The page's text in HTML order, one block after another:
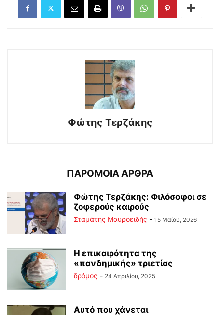
Φώτης Τερζάκης
ΠΑΡΟΜΟΙΑ ΑΡΘΡΑ
Φώτης Τερζάκης: Φιλόσοφοι σε
ζοφερούς καιρούς
Σταμάτης Μαυροειδής - 15 Μαΐου, 2026
Η επικαιρότητα της
«πανδημικής» τριετίας
δρόμος - 24 Απριλίου, 2025
Αυτό που χάνεται